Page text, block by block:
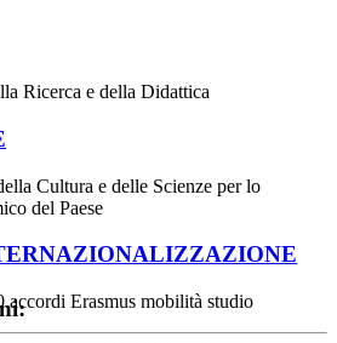
Ricerca e della Didattica
Cultura e delle Scienze per lo
del Paese
accordi Erasmus mobilità studio